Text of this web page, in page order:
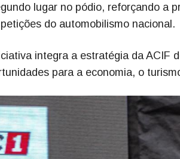
lugar no pódio, reforçando a
do automobilismo nacional.
integra a estratégia da ACIF
para a economia, o